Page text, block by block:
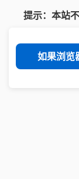
提示：本站
如果浏览